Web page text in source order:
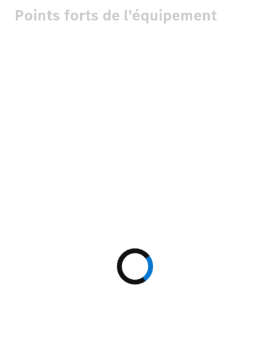
Points forts de l'équipement